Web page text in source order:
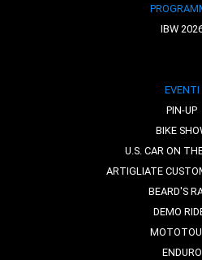
IBW
EVENTI
PIN-UP
BIKE
U.S. CAR ON
ARTIGLIATE
BEARD'S
DEMO
ENDURO